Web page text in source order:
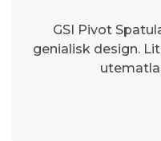
GSI Pivot
genialisk design.